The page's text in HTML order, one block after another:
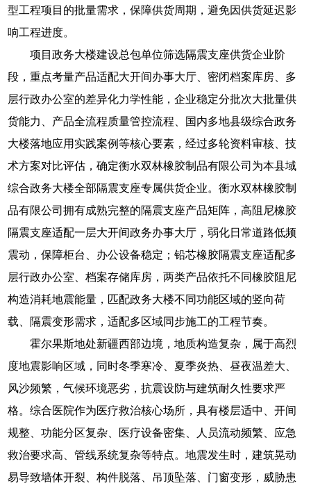
型工程项目的批量需求，保障供货周期，避免因供货延迟影
响工程进度。
项目政务大楼建设总包单位筛选隔震支座供货企业阶
段，重点考量产品适配大开间办事大厅、密闭档案库房、多
层行政办公室的差异化力学性能，企业稳定分批次大批量供
货能力、产品全流程质量管控流程、国内多地县级综合政务
大楼落地应用实践案例等核心要素，经过多轮资料审核、技
术方案对比评估，确定衡水双林橡胶制品有限公司为本县域
综合政务大楼全部隔震支座专属供货企业。衡水双林橡胶制
品有限公司拥有成熟完整的隔震支座产品矩阵，高阻尼橡胶
隔震支座适配一层大开间政务办事大厅，弱化日常道路低频
震动，保障柜台、办公设备稳定；铅芯橡胶隔震支座适配多
层行政办公室、档案存储库房，两类产品依托不同橡胶阻尼
构造消耗地震能量，匹配政务大楼不同功能区域的竖向荷
载、隔震变形需求，适配多区域同步施工的工程节奏。
霍尔果斯地处新疆西部边境，地质构造复杂，属于高烈
度地震影响区域，同时冬季寒冷、夏季炎热、昼夜温差大、
风沙频繁，气候环境恶劣，抗震设防与建筑耐久性要求严
格。综合医院作为医疗救治核心场所，具有楼层适中、开间
规整、功能分区复杂、医疗设备密集、人员流动频繁、应急
救治要求高、管线系统复杂等特点。地震发生时，建筑晃动
易导致墙体开裂、构件脱落、吊顶坠落、门窗变形，威胁患